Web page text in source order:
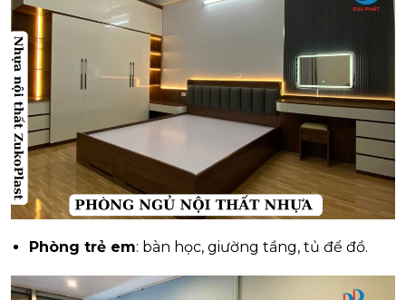
Phòng trẻ em: bàn học, giường tầng, tủ để đồ.